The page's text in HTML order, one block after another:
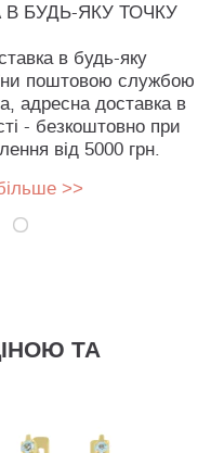
БУДЬ-ЯКУ ТОЧКУ
в будь-яку
поштовою службою
адресна доставка в
- безкоштовно при
від 5000 грн.
>>
ТА